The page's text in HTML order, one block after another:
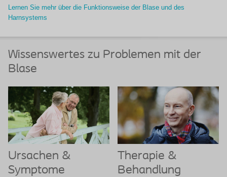
Lernen Sie mehr über die Funktionsweise der Blase und des
Harnsystems
Wissenswertes zu Problemen mit der
Blase
Ursachen &
Symptome
Therapie &
Behandlung